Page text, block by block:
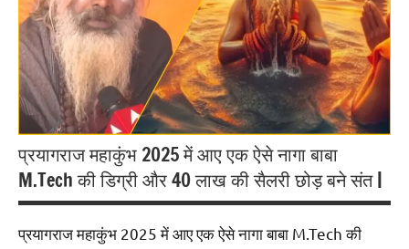
प्रयागराज महाकुंभ 2025 में आए एक ऐसे नागा बाबा
M.Tech की डिग्री और 40 लाख की सैलरी छोड़ बने संत |
प्रयागराज महाकुंभ 2025 में आए एक ऐसे नागा बाबा M.Tech की